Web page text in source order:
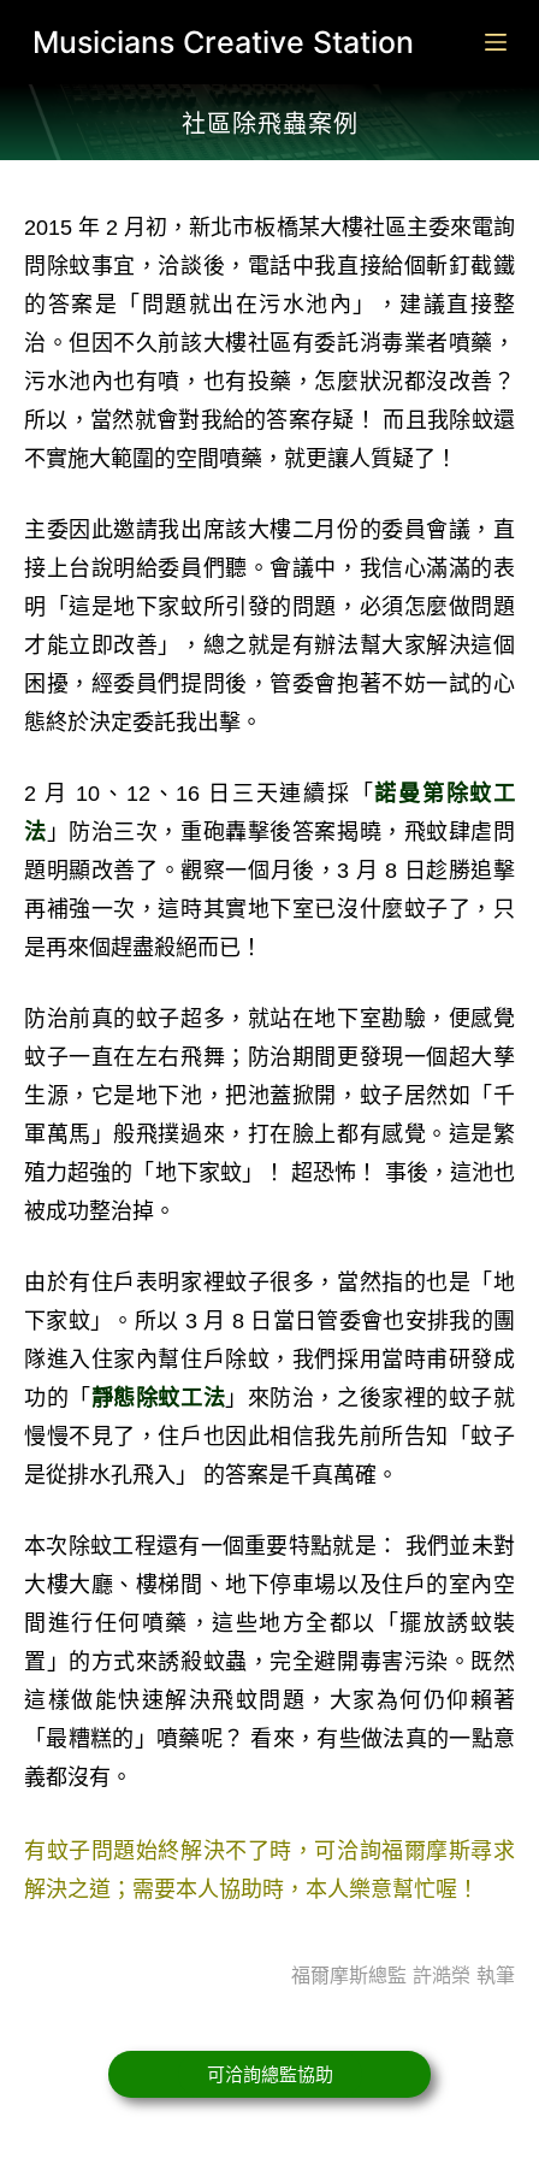
跳
主
要
內
Musicians Creative Station
社區除飛蟲案例​
2015 年 2 月初，新北市板橋某大樓社區主委來電詢
問除蚊事宜，洽談後，電話中我直接給個斬釘截鐵
的答案是「問題就出在污水池內」，建議直接整
治。但因不久前該大樓社區有委託消毒業者噴藥，
污水池內也有噴，也有投藥，怎麼狀況都沒改善？
所以，當然就會對我給的答案存疑！ 而且我除蚊還
不實施大範圍的空間噴藥，就更讓人質疑了！
主委因此邀請我出席該大樓二月份的委員會議，直
接上台說明給委員們聽。會議中，我信心滿滿的表
明「這是地下家蚊所引發的問題，必須怎麼做問題
才能立即改善」，總之就是有辦法幫大家解決這個
困擾，經委員們提問後，管委會抱著不妨一試的心
態終於決定委託我出擊。
2 月 10、12、16 日三天連續採「諾曼第除蚊工
法 」防治三次，重砲轟擊後答案揭曉，飛蚊肆虐問
題明顯改善了。觀察一個月後，3 月 8 日趁勝追擊
再補強一次，這時其實地下室已沒什麼蚊子了，只
是再來個趕盡殺絕而已！
防治前真的蚊子超多，就站在地下室勘驗，便感覺
蚊子一直在左右飛舞；防治期間更發現一個超大孳
生源，它是地下池，把池蓋掀開，蚊子居然如「千
軍萬馬」般飛撲過來，打在臉上都有感覺。這是繁
殖力超強的「地下家蚊」！ 超恐怖！ 事後，這池也
被成功整治掉。
由於有住戶表明家裡蚊子很多，當然指的也是「地
下家蚊」。所以 3 月 8 日當日管委會也安排我的團
隊進入住家內幫住戶除蚊，我們採用當時甫研發成
功的「 靜態除蚊工法 」來防治，之後家裡的蚊子就
慢慢不見了，住戶也因此相信我先前所告知「蚊子
是從排水孔飛入」 的答案是千真萬確。
本次除蚊工程還有一個重要特點就是： 我們並未對
大樓大廳、樓梯間、地下停車場以及住戶的室內空
間進行任何噴藥，這些地方全都以「擺放誘蚊裝
置」的方式來誘殺蚊蟲，完全避開毒害污染。既然
這樣做能快速解決飛蚊問題，大家為何仍仰賴著
「最糟糕的」噴藥呢？ 看來，有些做法真的一點意
義都沒有。
有蚊子問題始終解決不了時，可洽詢福爾摩斯尋求
解決之道；需要本人協助時，本人樂意幫忙喔！
福爾摩斯總監 許澔榮 執筆
可洽詢總監協助